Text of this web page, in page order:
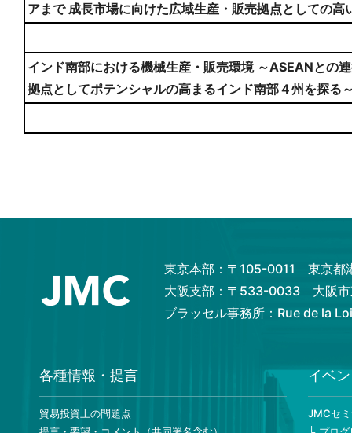
アまで 成長市場に向けた広域生産・販売拠点としての高
インド南部における機械生産・販売環境 ～ASEANとの
拠点としてポテンシャルの高まるインド南部４州を探る
東京本部：〒105-0011 東京都
大阪支部：〒533-0033 大阪市
ブラッセル事務所：Rue de la
各種情報・提言
貿易投資上の問題点
イベ
JMCセ